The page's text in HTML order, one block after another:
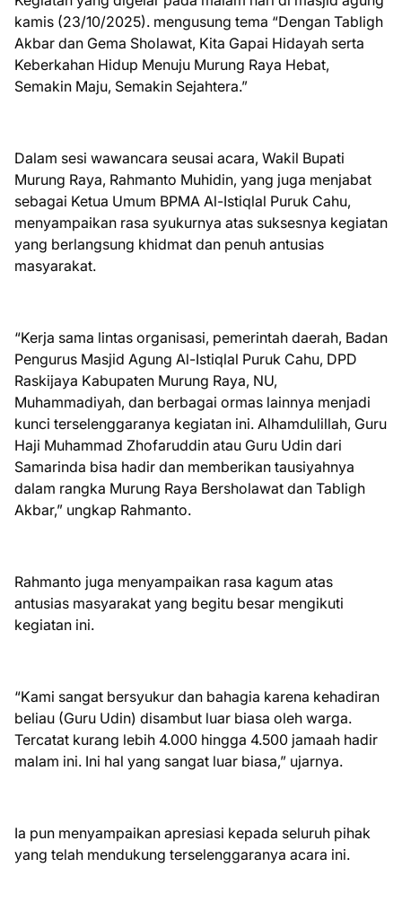
kamis (23/10/2025). mengusung tema “Dengan Tabligh
Akbar dan Gema Sholawat, Kita Gapai Hidayah serta
Keberkahan Hidup Menuju Murung Raya Hebat,
Semakin Maju, Semakin Sejahtera.”
Dalam sesi wawancara seusai acara, Wakil Bupati
Murung Raya, Rahmanto Muhidin, yang juga menjabat
sebagai Ketua Umum BPMA Al-Istiqlal Puruk Cahu,
menyampaikan rasa syukurnya atas suksesnya kegiatan
yang berlangsung khidmat dan penuh antusias
masyarakat.
“Kerja sama lintas organisasi, pemerintah daerah, Badan
Pengurus Masjid Agung Al-Istiqlal Puruk Cahu, DPD
Raskijaya Kabupaten Murung Raya, NU,
Muhammadiyah, dan berbagai ormas lainnya menjadi
kunci terselenggaranya kegiatan ini. Alhamdulillah, Guru
Haji Muhammad Zhofaruddin atau Guru Udin dari
Samarinda bisa hadir dan memberikan tausiyahnya
dalam rangka Murung Raya Bersholawat dan Tabligh
Akbar,” ungkap Rahmanto.
Rahmanto juga menyampaikan rasa kagum atas
antusias masyarakat yang begitu besar mengikuti
kegiatan ini.
“Kami sangat bersyukur dan bahagia karena kehadiran
beliau (Guru Udin) disambut luar biasa oleh warga.
Tercatat kurang lebih 4.000 hingga 4.500 jamaah hadir
malam ini. Ini hal yang sangat luar biasa,” ujarnya.
Ia pun menyampaikan apresiasi kepada seluruh pihak
yang telah mendukung terselenggaranya acara ini.